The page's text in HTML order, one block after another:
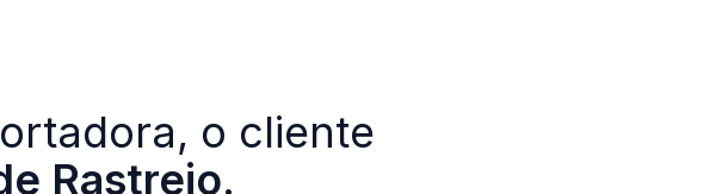
o cliente
Rastreio.